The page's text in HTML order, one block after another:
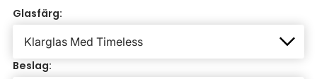
Glasfärg:
Beslag: